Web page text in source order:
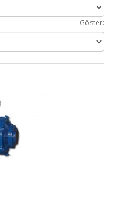
Göster: